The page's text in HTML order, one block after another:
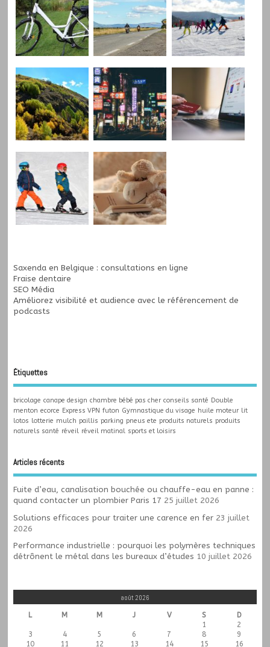
Saxenda en Belgique : consultations en ligne
Fraise dentaire
SEO Média
Améliorez visibilité et audience avec le référencement de
podcasts
Étiquettes
bricolage canape design chambre bébé pas cher conseils santé Double
menton ecorce Express VPN futon Gymnastique du visage huile moteur lit
lotos lotterie mulch paillis parking pneus ete produits naturels produits
naturels santé réveil réveil matinal sports et loisirs
Articles récents
Fuite d’eau, canalisation bouchée ou chauffe-eau en panne :
quand contacter un plombier Paris 17 25 juillet 2026
Solutions efficaces pour traiter une carence en fer 23 juillet
2026
Performance industrielle : pourquoi les polymères techniques
détrônent le métal dans les bureaux d’études 10 juillet 2026
août 2026
L M M J V S
D
1
2
3
4 5 6 7 8
9
10
11 12 13 14 15 16